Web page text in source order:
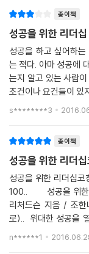
자신을 열정을 가지고
려워하는 것이 아니라
독자 여러분들을 위해
적인 변화들을 모두 다
이 책은 독자 여러분
분과 감흥을 부하직원
독자 서평
세계적인 리더십 전문
학자인 웨인 다이어의
못할 것이다.
종이책
성공을 위한 리더십
성공을 하고 싶어하
는 적다. 아마 성공에
는지 알고 있는 사람
조건이나 요건들이 있
공을 위한 리더십 코
s********3
종이책
성공을 위한 리더
성공을 위한 리더십
100.. 성공을 위한
리처드슨 지음 / 조한나 옮김..
로).. 위대한 성공을
과와 재미를 동시에 가져
n******1